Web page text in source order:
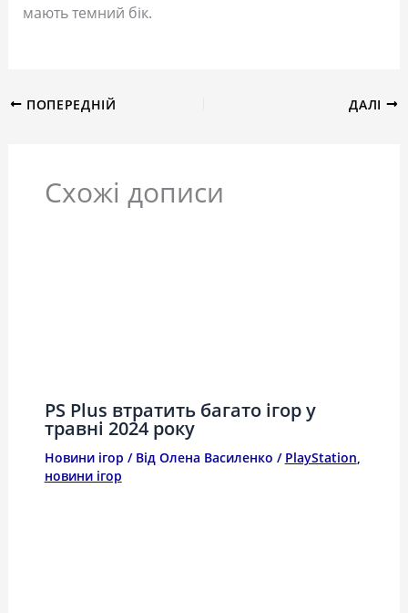
мають темний бік.
ПОПЕРЕДНІЙ ДАЛІ
Схожі дописи
PS Plus втратить багато ігор у
травні 2024 року
Новини ігор / Від Олена Василенко / PlayStation
новини ігор